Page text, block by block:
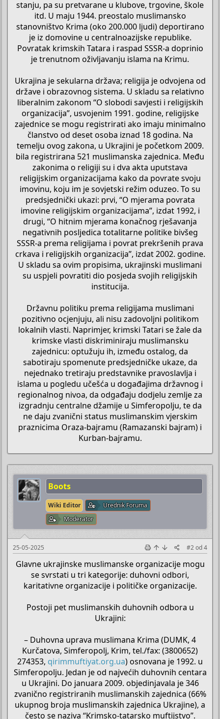
stanju, pa su pretvarane u klubove, trgovine, škole
itd. U maju 1944. preostalo muslimansko
stanovništvo Krima (oko 200.000 ljudi) deportirano
je iz domovine u centralnoazijske republike.
Povratak krimskih Tatara i raspad SSSR‑a doprinio
je trenutnom oživljavanju islama na Krimu.
Ukrajina je sekularna država; religija je odvojena od
države i obrazovnog sistema. U skladu sa relativno
liberalnim zakonom “O slobodi savjesti i religijskih
organizacija”, usvojenim 1991. godine, religijske
zajednice se mogu registrirati ako imaju minimalno
članstvo od deset osoba iznad 18 godina. Na
temelju ovog zakona, u Ukrajini je početkom 2009.
bila registrirana 521 muslimanska zajednica. Među
zakonima o religiji su i dva akta uputstava
religijskim organizacijama kako da povrate svoju
imovinu, koju im je sovjetski režim oduzeo. To su
predsjednički ukazi: prvi, “O mjerama povrata
imovine religijskim organizacijama”, izdat 1992, i
drugi, “O hitnim mjerama konačnog rješavanja
negativnih posljedica totalitarne politike bivšeg
SSSR‑a prema religijama i povrat prekršenih prava
crkava i religijskih organizacija”, izdat 2002. godine.
U skladu sa ovim propisima, ukrajinski muslimani
su uspjeli povratiti dio posjeda svojih religijskih
institucija.
Državnu politiku prema religijama muslimani
pozitivno ocjenjuju, ali nisu zadovoljni politikom
lokalnih vlasti. Naprimjer, krimski Tatari se žale da
krimske vlasti diskriminiraju muslimansku
zajednicu: optužuju ih, između ostalog, da
sabotiraju spomenute predsjedničke ukaze, da
nejednako tretiraju predstavnike pravoslavlja i
islama u pogledu učešća u događajima državnog i
regionalnog nivoa, da odgađaju dodjelu zemlje za
izgradnju centralne džamije u Simferopolju, te da
ne daju zvanični status muslimanskim vjerskim
praznicima Oraza-bajramu (Ramazanski bajram) i
Kurban-bajramu.​
Boots
Wiki Editor
Urednik Foruma
Moderator
25-05-2025 #2od4
Glavne ukrajinske muslimanske organizacije mogu
se svrstati u tri kategorije: duhovni odbori,
karitativne organizacije i političke organizacije.
Postoji pet muslimanskih duhovnih odbora u
Ukrajini:
– Duhovna uprava muslimana Krima (DUMK, 4
Kurčatova, Simferopolj, Krim, tel./fax: (3800652)
274353, qirimmuftiyat.org.ua) osnovana je 1992. u
Simferopolju. Jedan je od najvećih duhovnih centara
u Ukrajini. Do januara 2009. objedinjavala je 346
zvanično registriranih muslimanskih zajednica (66%
ukupnog broja muslimanskih zajednica Ukrajine), a
često se naziva “Krimsko-tatarsko muftijstvo”.